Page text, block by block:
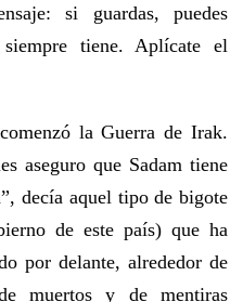
si guardas, puedes
tiene. Aplícate el
la Guerra de Irak.
aseguro que Sadam tiene
decía aquel tipo de bigote
de este país) que ha
por delante, alrededor de
muertos y de mentiras